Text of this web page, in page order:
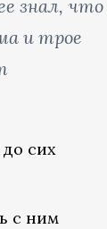
знал, что
и трое
сих
с ним